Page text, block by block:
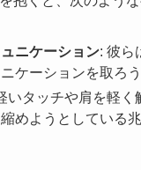
ニケーション: 彼ら
ケーションを取ろ
いタッチや肩を軽
めようとしている